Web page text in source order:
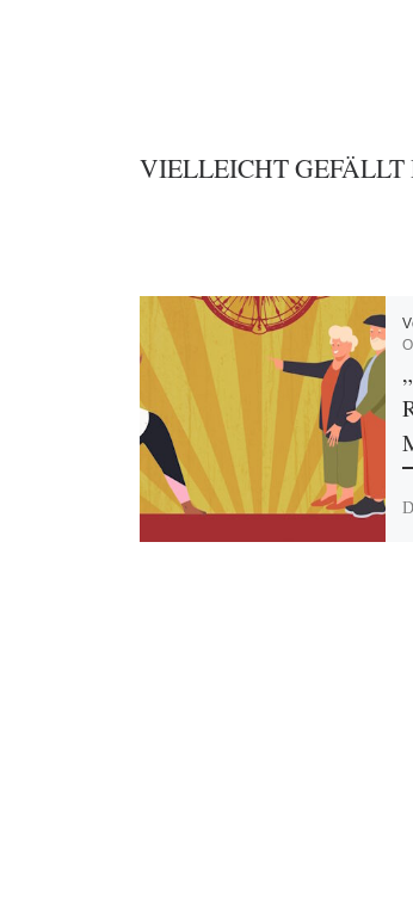
VIELLEICHT GEFÄLLT